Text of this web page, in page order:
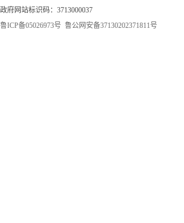
政府网站标识码：3713000037
鲁ICP备05026973号 鲁公网安备37130202371811号